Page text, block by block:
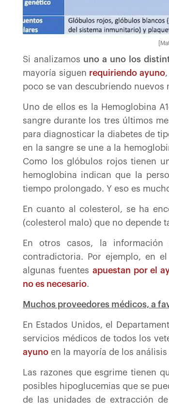
Si analizamos uno a uno los
mayoría siguen requiriendo ayuno
poco se van descubriendo nuevos
Uno de ellos es la Hemoglobina
sangre durante los tres últimos
para diagnosticar la diabetes de
en la sangre se une a la
Como los glóbulos rojos tienen
hemoglobina indican que la
tiempo prolongado. Y eso es
En cuanto al colesterol, se ha
(colesterol malo) que no depende
En otros casos, la
contradictoria. Por ejemplo, en
algunas fuentes apuestan por el
no es necesario.
Muchos proveedores médicos, a
En Estados Unidos, el
servicios médicos de todos los
ayuno en la mayoría de los análisis
Las razones que esgrime tienen
posibles hipoglucemias que se
de las unidades de extracción